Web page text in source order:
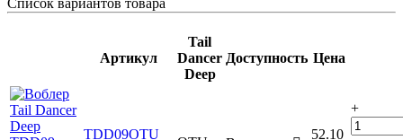
Список вариантов товара
Артикул
Tail
Dancer
Deep
Доступность Цена
TDD09OTU
52.10
+